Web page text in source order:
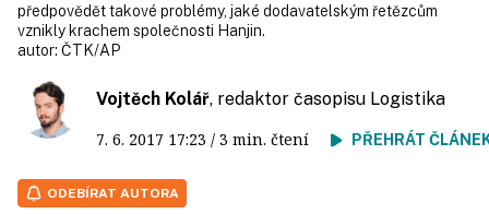
předpovědět takové problémy, jaké dodavatelským řetězcům
vznikly krachem společnosti Hanjin.
autor: ČTK/AP
Vojtěch Kolář, redaktor časopisu Logistika
7. 6. 2017 17:23 / 3 min. čtení PŘEHRÁT
ODEBÍRAT AUTORA